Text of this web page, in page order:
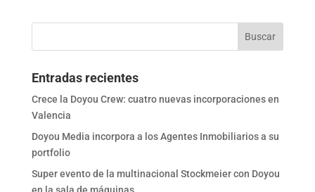
Entradas recientes
Crece la Doyou Crew: cuatro nuevas incorporaciones en
Valencia
Doyou Media incorpora a los Agentes Inmobiliarios a su
portfolio
Super evento de la multinacional Stockmeier con Doyou
en la sala de máquinas